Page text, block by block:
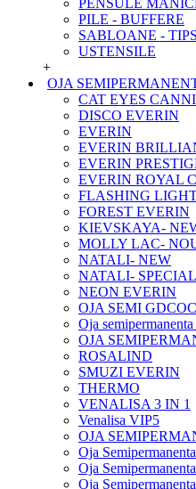
PENSULE
PILE - BUFFERE
SABLOANE -
USTENSILE
+
OJA
CAT EYES
DISCO EVERIN
EVERIN
EVERIN
EVERIN
EVERIN ROYAL
FLASHING
FOREST EVERIN
KIEVSKAYA-
MOLLY LAC-
NATALI- NEW
NATALI-
NEON EVERIN
OJA SEMI
Oja
OJA
ROSALIND
SMUZI EVERIN
THERMO
VENALISA 3 IN 1
Venalisa VIP5
OJA
Oja
Oja
Oja